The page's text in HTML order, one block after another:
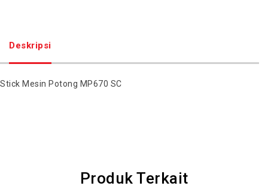
Deskripsi
Stick Mesin Potong MP670 SC
Produk Terkait